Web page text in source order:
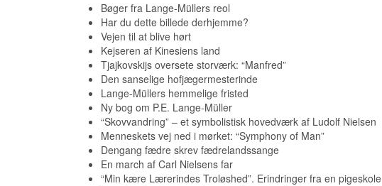
Bøger fra Lange-Müllers reol
Har du dette billede derhjemme?
Vejen til at blive hørt
Kejseren af Kinesiens land
Tjajkovskijs oversete storværk: “Manfred”
Den sanselige hofjægermesterinde
Lange-Müllers hemmelige fristed
Ny bog om P.E. Lange-Müller
“Skovvandring” – et symbolistisk hovedværk af Ludolf Nielsen
Menneskets vej ned i mørket: “Symphony of Man”
Dengang fædre skrev fædrelandssange
En march af Carl Nielsens far
“Min kære Lærerindes Troløshed”. Erindringer fra en pigeskole